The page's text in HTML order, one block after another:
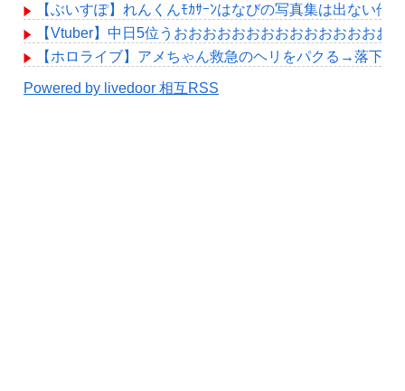
【ぶいすぽ】れんくんﾓｶｻｰﾝはなびの写真集は出ない他
【Vtuber】中日5位うおおおおおおおおおおおおおおお
【ホロライブ】アメちゃん救急のヘリをパクる→落下【
Powered by livedoor 相互RSS